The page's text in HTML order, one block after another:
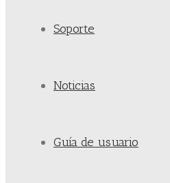
Soporte
Noticias
Guía de usuario